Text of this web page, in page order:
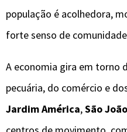
população é acolhedora,
forte senso de
A economia gira em torno
pecuária, do comércio e
Jardim América,São João